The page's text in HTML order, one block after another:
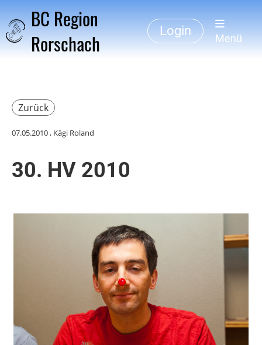
BC Region
Rorschach
Login
Menü
Zurück
07.05.2010, Kägi Roland
30. HV 2010